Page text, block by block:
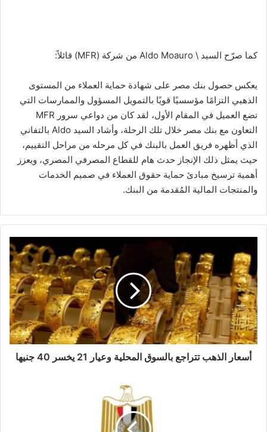
كما صرّح السيد \ Aldo Moauro من شركة (MFR) قائلاً:
يعكس حصول بنك مصر على شهادة حماية العملاء من المستوى
الذهبي التزامًا مؤسسيًا قويًا بالتمويل المسؤول والممارسات التي
تضع العميل في المقام الأول، لقد كان من دواعي سرور MFR
التعاون مع بنك مصر خلال تلك الرحلة، وأشاد السيد Aldo بالتفاني
الذي أظهره فريق العمل بالبنك في كل مرحله من مراحل التقييم،
حيث يمثل ذلك الإنجاز حدث هام للقطاع المصرفي المصري، ويعزز
أهمية ترسيخ مبادئ حماية حقوق العملاء في صميم الخدمات
والمنتجات المالية المُقدمة من البنك.
الذهب
تتراجع
بالسوق
المحلية
وعيار
21
يخسر
40
جنيها
أسعار الذهب تتراجع بالسوق المحلية وعيار 21 يخسر 40 جنيها